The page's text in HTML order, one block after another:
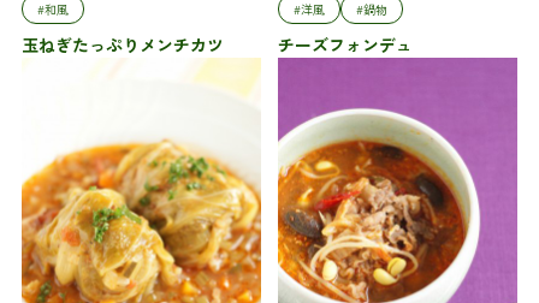
#和風
玉ねぎたっぷりメンチカツ
#洋風 #鍋物
チーズフォンデュ